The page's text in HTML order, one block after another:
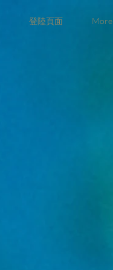
登陸頁面 More